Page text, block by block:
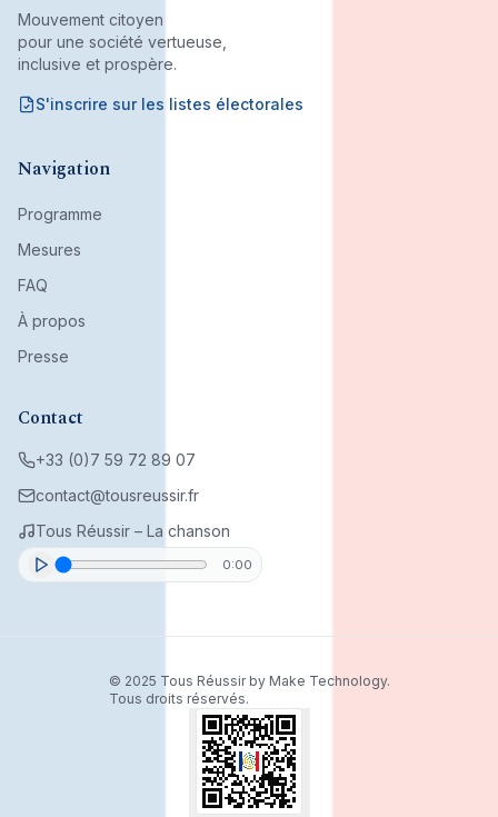
Mouvement citoyen
pour une société vertueuse,
inclusive et prospère.
S'inscrire sur les listes électorales
Navigation
Programme
Mesures
FAQ
À propos
Presse
Contact
+33 (0)7 59 72 89 07
contact@tousreussir.fr
Tous Réussir – La chanson
0:00
© 2025 Tous Réussir by Make Technology.
Tous droits réservés.